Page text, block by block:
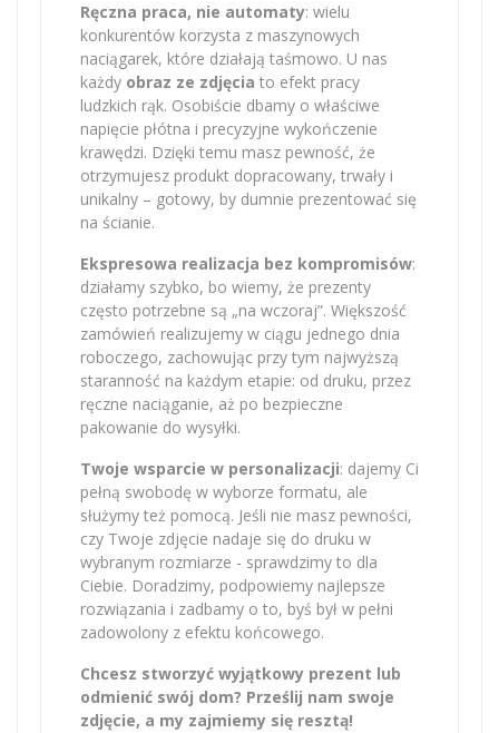
Ręczna praca, nie automaty: wielu
konkurentów korzysta z maszynowych
naciągarek, które działają taśmowo. U nas
każdy obraz ze zdjęcia to efekt pracy
ludzkich rąk. Osobiście dbamy o właściwe
napięcie płótna i precyzyjne wykończenie
krawędzi. Dzięki temu masz pewność, że
otrzymujesz produkt dopracowany, trwały i
unikalny – gotowy, by dumnie prezentować się
na ścianie.
Ekspresowa realizacja bez kompromisów:
działamy szybko, bo wiemy, że prezenty
często potrzebne są „na wczoraj”. Większość
zamówień realizujemy w ciągu jednego dnia
roboczego, zachowując przy tym najwyższą
staranność na każdym etapie: od druku, przez
ręczne naciąganie, aż po bezpieczne
pakowanie do wysyłki.
Twoje wsparcie w personalizacji: dajemy Ci
pełną swobodę w wyborze formatu, ale
służymy też pomocą. Jeśli nie masz pewności,
czy Twoje zdjęcie nadaje się do druku w
wybranym rozmiarze - sprawdzimy to dla
Ciebie. Doradzimy, podpowiemy najlepsze
rozwiązania i zadbamy o to, byś był w pełni
zadowolony z efektu końcowego.
Chcesz stworzyć wyjątkowy prezent lub
odmienić swój dom? Prześlij nam swoje
zdjęcie, a my zajmiemy się resztą!